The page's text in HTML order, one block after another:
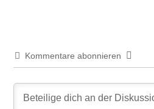
Kommentare abonnieren